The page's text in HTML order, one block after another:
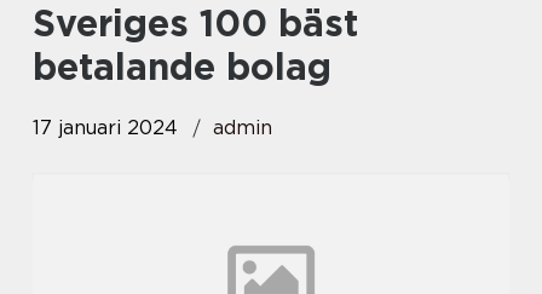
sveriges 100 bäst
betalande bolag
17 januari 2024 admin